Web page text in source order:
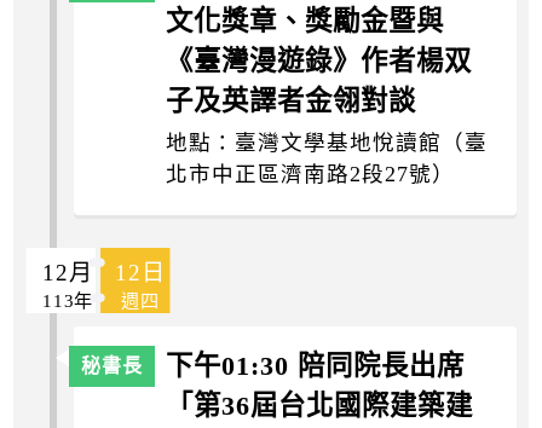
文化獎章、獎勵金暨與
《臺灣漫遊錄》作者楊双
子及英譯者金翎對談
地點：臺灣文學基地悅讀館（臺
北市中正區濟南路2段27號）
12月 12日
113年 週四
下午01:30 陪同院長出席
「第36屆台北國際建築建